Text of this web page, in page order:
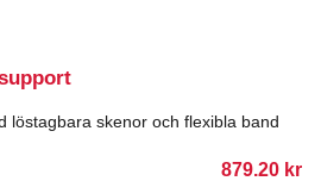
löstagbara skenor och flexibla band
879.20 kr